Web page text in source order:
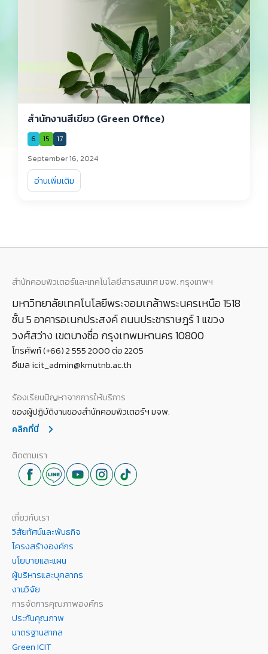
สำนักงานสีเขียว (Green Office)
6 15 17
September 16, 2024
อ่านเพิ่มเติม
สำนักคอมพิวเตอร์และเทคโนโลยีสารสนเทศ มจพ. กรุงเทพฯ
มหาวิทยาลัยเทคโนโลยีพระจอมเกล้าพระนครเหนือ 1518
ชั้น 5 อาคารอเนกประสงค์ ถนนประชาราษฎร์ 1 แขวง
วงศ์สว่าง เขตบางซื่อ กรุงเทพมหานคร 10800
โทรศัพท์ (+66) 2 555 2000 ต่อ 2205
อีเมล icit_admin@kmutnb.ac.th
ร้องเรียนปัญหาจากการให้บริการ
ของผู้ปฏิบัติงานของสำนักคอมพิวเตอร์ฯ มจพ.
คลิกที่นี่
ติดตามเรา
เกี่ยวกับเรา
วิสัยทัศน์และพันธกิจ
โครงสร้างองค์กร
นโยบายและแผน
ผู้บริหารและบุคลากร
งานวิจัย
การจัดการคุณภาพองค์กร
ประกันคุณภาพ
มาตรฐานสากล
Green ICIT